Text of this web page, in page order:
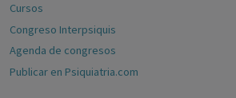
Cursos
Congreso Interpsiquis
Agenda de congresos
Publicar en Psiquiatria.com